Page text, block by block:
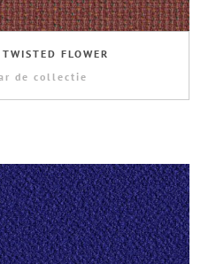
FLOWER
de collectie